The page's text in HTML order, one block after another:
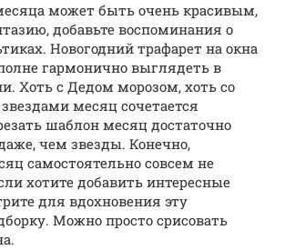
может быть очень красивым,
добавьте воспоминания о
Новогодний трафарет на окна
гармонично выглядеть в
Хоть с Дедом морозом, хоть со
месяц сочетается
шаблон месяц достаточно
чем звезды. Конечно,
самостоятельно совсем не
хотите добавить интересные
для вдохновения эту
Можно просто срисовать